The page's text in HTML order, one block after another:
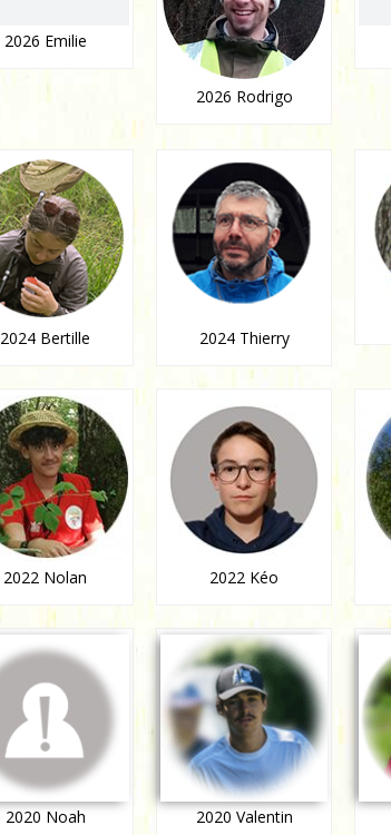
2026 Emilie
2026 Rodrigo
2024 Bertille 2024 Thierry
2022 Nolan 2022 Kéo
2020 Noah 2020 Valentin